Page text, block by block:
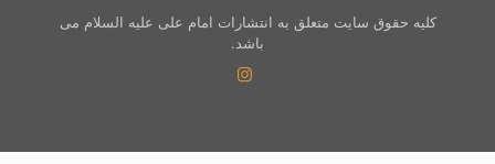
کلیه حقوق سایت متعلق به انتشارات امام علی علیه السلام می
باشد.